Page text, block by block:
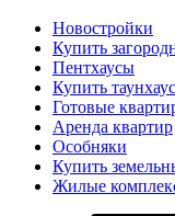
Новостройки
Купить
Пентхаусы
Купить таунхаус
Готовые
Аренда квартир
Особняки
Купить
Жилые